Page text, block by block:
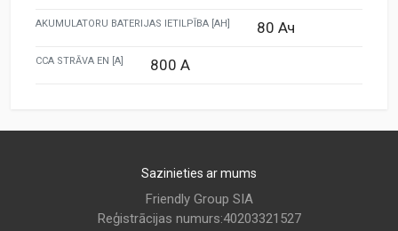
AKUMULATORU BATERIJAS IETILPĪBA [AH] 80 Ач
CCA STRĀVA EN [A] 800 A
Sazinieties ar mums
Friendly Group SIA
Reģistrācijas numurs:40203321527